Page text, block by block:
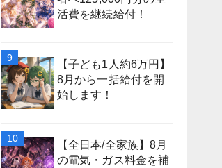
活費を継続給付！
【子ども1人約6万円】
8月から一括給付を開
始します！
【全日本/全家族】8月
の電気・ガス料金を補